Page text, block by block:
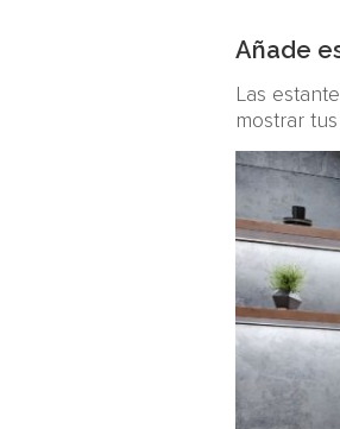
Añade
Las
mostrar